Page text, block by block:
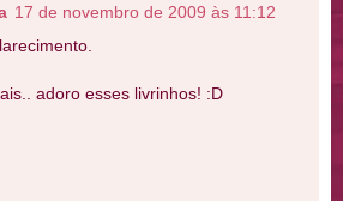
17 de novembro de 2009 às 11:12
adoro esses livrinhos! :D